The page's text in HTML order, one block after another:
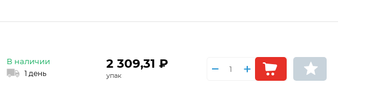
2 309,31 ₽
В наличии
1 день